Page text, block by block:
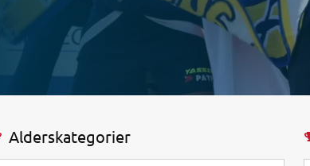
Alderskategorier